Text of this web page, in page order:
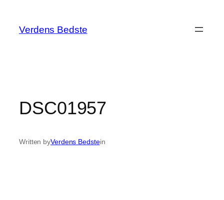
indhold
Verdens Bedste
DSC01957
Written byVerdens Bedstein